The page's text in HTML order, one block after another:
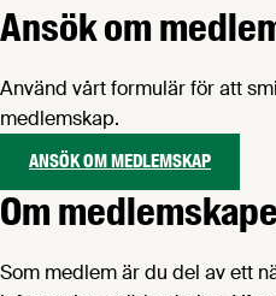
Ansök om
Använd vårt formulär för att
medlemskap.
ANSÖK OM MEDLEMSKAP
Om
Som medlem är du del av ett